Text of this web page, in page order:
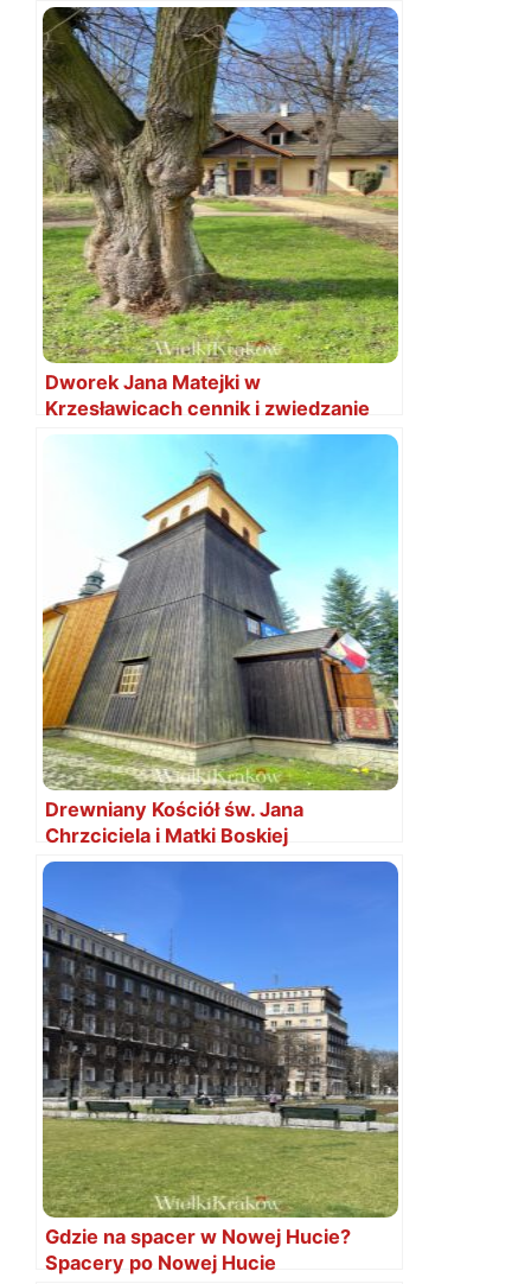
Dworek Jana Matejki w
Krzesławicach cennik i zwiedzanie
Drewniany Kościół św. Jana
Chrzciciela i Matki Boskiej
Szkaplerznej
Gdzie na spacer w Nowej Hucie?
Spacery po Nowej Hucie